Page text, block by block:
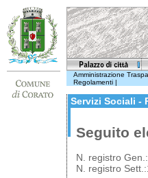
Amministrazione
Regolamenti |
Servizi Sociali -
Seguito
N. registro
N. registro